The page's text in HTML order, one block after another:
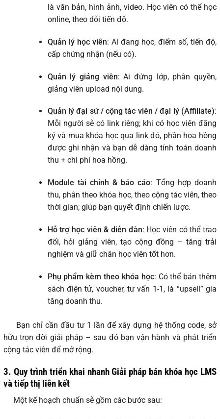
là văn bản, hình ảnh, video. Học viên có thể học
online, theo dõi tiến độ.
Quản lý học viên: Ai đang học, điểm số, tiến độ,
cấp chứng nhận (nếu có).
Quản lý giảng viên: Ai đứng lớp, phân quyền,
giảng viên upload nội dung.
Quản lý đại sứ / cộng tác viên / đại lý (Affiliate):
Mỗi người sẽ có link riêng; khi có học viên đăng
ký và mua khóa học qua link đó, phần hoa hồng
được ghi nhận và bạn dễ dàng tính toán doanh
thu + chi phí hoa hồng.
Module tài chính & báo cáo: Tổng hợp doanh
thu, phân theo khóa học, theo cộng tác viên, theo
thời gian; giúp bạn quyết định chiến lược.
Hỗ trợ học viên & diễn đàn: Học viên có thể trao
đổi, hỏi giảng viên, tạo cộng đồng – tăng trải
nghiệm và giữ chân học viên tốt hơn.
Phụ phẩm kèm theo khóa học: Có thể bán thêm
sách điện tử, voucher, tư vấn 1-1, là “upsell” gia
tăng doanh thu.
Bạn chỉ cần đầu tư 1 lần để xây dựng hệ thống code, sở
hữu trọn đời giải pháp – sau đó bạn vận hành và phát triển
cộng tác viên để mở rộng.
3. Quy trình triển khai nhanh Giải pháp bán khóa học LMS
và tiếp thị liên kết
Một kế hoạch chuẩn sẽ gồm các bước sau: